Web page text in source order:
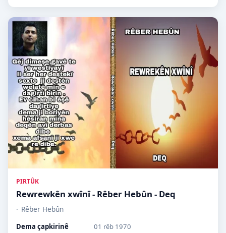
PIRTÛK
Rewrewkên xwînî - Rêber Hebûn - Deq
Rêber Hebûn
Dema çapkirinê
01 rêb 1970